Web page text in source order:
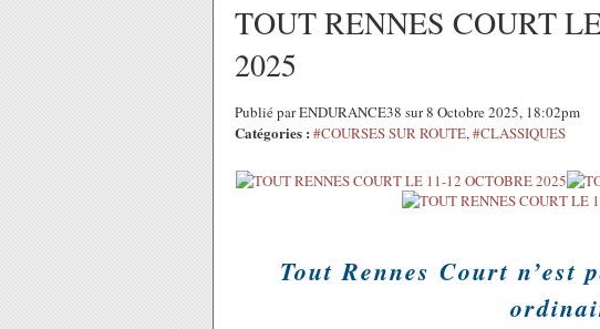
TOUT RENNES COURT
2025
Publié par ENDURANCE38 sur 8 Octobre 2025, 18:02pm
Catégories : #COURSES SUR ROUTE,#CLASSIQUES
Tout Rennes Court n’est